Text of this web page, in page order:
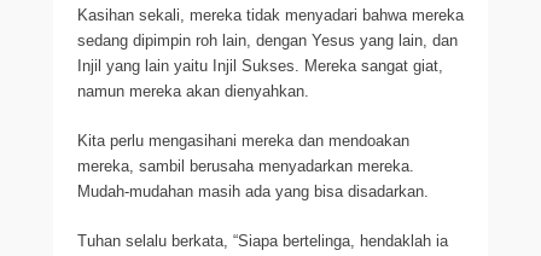
Kasihan sekali, mereka tidak menyadari bahwa mereka
sedang dipimpin roh lain, dengan Yesus yang lain, dan
Injil yang lain yaitu Injil Sukses. Mereka sangat giat,
namun mereka akan dienyahkan.
Kita perlu mengasihani mereka dan mendoakan
mereka, sambil berusaha menyadarkan mereka.
Mudah-mudahan masih ada yang bisa disadarkan.
Tuhan selalu berkata, “Siapa bertelinga, hendaklah ia